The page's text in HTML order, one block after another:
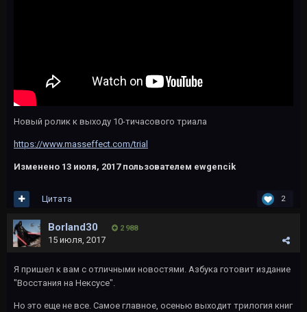
Новый ролик к выходу 10-тичасового триала
https://www.masseffect.com/trial
Изменено 13 июля, 2017пользователем ewgencik
2
Цитата
Borland30 2 988
15 июля, 2017
Я пришел к вам с отличными новостями. Азбука готовит издание
"Восстания на Нексусе".
Но это еще не все. Самое главное, осенью выходит трилогия книг